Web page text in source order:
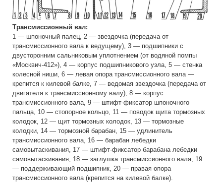
Трансмиссионный вал:
1 — шпоночный палец, 2 — звездочка (передача от
трансмиссионного вала к ведущему), 3 — подшипники с
двусторонним сальниковым уплотнением (от водяной помпы
«Москвич-412»), 4 — корпус подшипникового узла, 5 — стенка
колесной ниши, 6 — левая опора трансмиссионного вала —
крепится к килевой балке, 7 — ведомая звездочка (передача от
двигателя к трансмиссионному валу), 8 — корпус
трансмиссионного вала, 9 — штифт-фиксатор шпоночного
пальца, 10 — стопорное кольцо, 11 — поводок щита тормозных
колодок, 12 — щит тормозных колодок, 13 — тормозные
колодки, 14 — тормозной барабан, 15 — удлинитель
трансмиссионного вала, 16 — барабан лебедки
самовытаскивания, 17 — штифт-фиксатор барабана лебедки
самовытаскивания, 18 — заглушка трансмиссионного вала, 19
— поддерживающий подшипник, 20 — правая опора
трансмиссионного вала (крепится на килевой балке).